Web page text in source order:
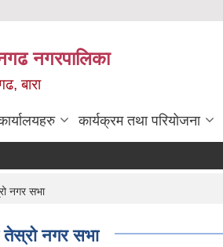
नगरपालिका
बारा
कार्यक्रम तथा परियोजना
नगर सभा
तेस्रो नगर सभा